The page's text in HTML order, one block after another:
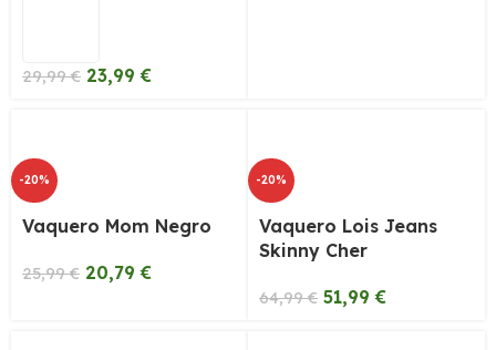
29,99€ 23,99€
-20%
Vaquero Mom Negro
25,99€ 20,79€
-20%
Vaquero Lois Jeans
Skinny Cher
64,99€ 51,99€